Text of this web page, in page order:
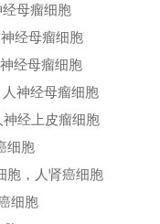
母瘤细胞
经母瘤细胞
经母瘤细胞
神经母瘤细胞
经上皮瘤细胞
细胞
胞，人肾癌细胞
细胞